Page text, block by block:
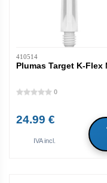
410514
Plumas Target K-Flex
0
24.99 €
IVA incl.